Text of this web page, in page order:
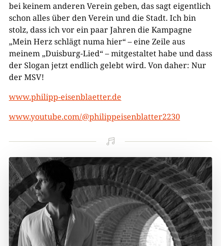
bei keinem anderen Verein geben, das sagt eigentlich
schon alles über den Verein und die Stadt. Ich bin
stolz, dass ich vor ein paar Jahren die Kampagne
„Mein Herz schlägt numa hier“ – eine Zeile aus
meinem „Duisburg-Lied“ – mitgestaltet habe und dass
der Slogan jetzt endlich gelebt wird. Von daher: Nur
der MSV!
www.philipp-eisenblaetter.de
www.youtube.com/@philippeisenblatter2230
